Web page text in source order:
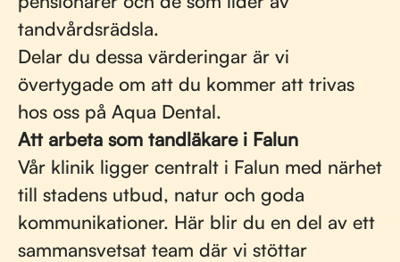
tandvårdsrädsla.
Delar du dessa värderingar är vi
övertygade om att du kommer att trivas
hos oss på Aqua Dental.
Att arbeta som tandläkare i Falun
Vår klinik ligger centralt i Falun med närhet
till stadens utbud, natur och goda
kommunikationer. Här blir du en del av ett
sammansvetsat team där vi stöttar